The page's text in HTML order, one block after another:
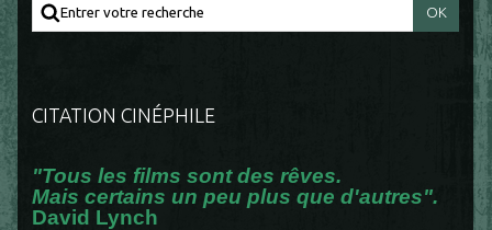
CITATION CINÉPHILE
"Tous les films sont des rêves.
Mais certains un peu plus que d'autres".
David Lynch